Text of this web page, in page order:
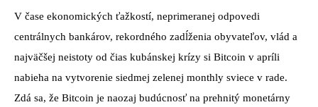
V čase ekonomických ťažkostí, neprimeranej odpovedi
centrálnych bankárov, rekordného zadĺženia obyvateľov, vlád a
najväčšej neistoty od čias kubánskej krízy si Bitcoin v apríli
nabieha na vytvorenie siedmej zelenej monthly sviece v rade.
Zdá sa, že Bitcoin je naozaj budúcnosť na prehnitý monetárny